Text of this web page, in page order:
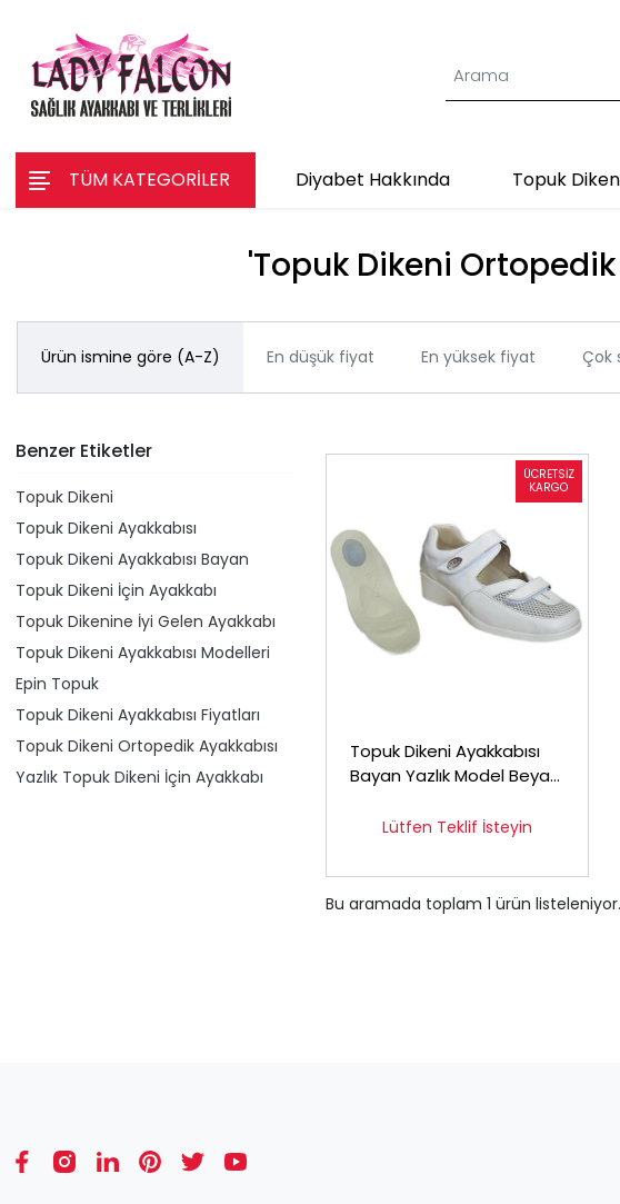
TÜM KATEGORİLER Diyabet Hakkında Topuk
'Topuk Dikeni
Ürün ismine göre (A-Z) En düşük fiyat En yüksek fiyat Çok
Benzer Etiketler
Topuk Dikeni
Topuk Dikeni Ayakkabısı
Topuk Dikeni Ayakkabısı Bayan
Topuk Dikeni İçin Ayakkabı
Topuk Dikenine İyi Gelen Ayakkabı
Topuk Dikeni Ayakkabısı Modelleri
Epin Topuk
Topuk Dikeni Ayakkabısı Fiyatları
Topuk Dikeni Ortopedik Ayakkabısı
Yazlık Topuk Dikeni İçin Ayakkabı
Topuk Dikeni Ayakkabısı
Bayan Yazlık Model Beyaz
Lütfen Teklif İsteyin
Bu aramada toplam 1 ürün listeleniyor.